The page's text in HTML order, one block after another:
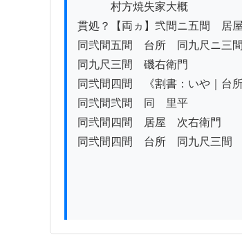
村方焼失家大概
貫処？【両ヵ】弐間ニ五間　居
同弐間五間　台所　同九尺ニ三
同九尺三間　磯右衛門
同弐間四間　《割書：いや｜台
同弐間弐間　同　里平
同弐間四間　居屋　次右衛門
同弐間四間　台所　同九尺三間